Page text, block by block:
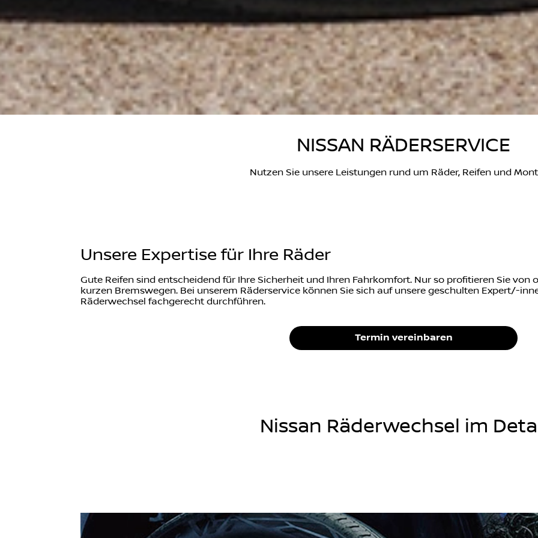
NISSAN RÄDERSERVICE
Nutzen Sie unsere Leistungen rund um Räder, Reifen und
Unsere Expertise für Ihre Räder
Gute Reifen sind entscheidend für Ihre Sicherheit und Ihren Fahrkomfort. Nur so profitieren Sie
kurzen Bremswegen. Bei unserem Räderservice können Sie sich auf unsere geschulten Expert/-
Räderwechsel fachgerecht durchführen.
Termin vereinbaren
Nissan Räderwechsel im